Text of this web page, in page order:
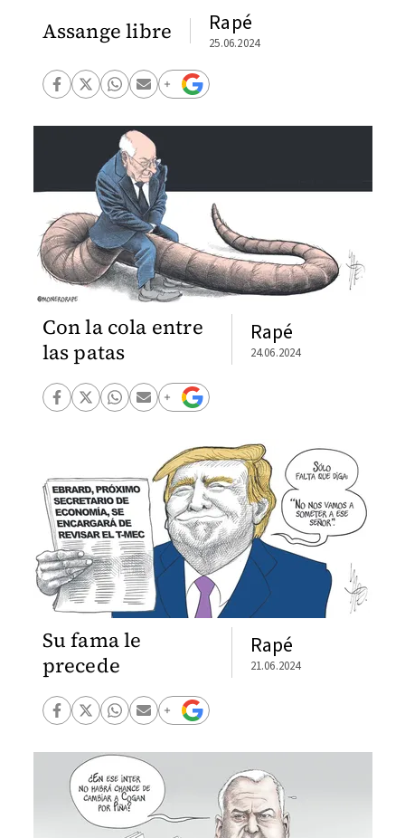
Assange libre Rapé
25.06.2024
Con la cola entre
las patas
Rapé
24.06.2024
Su fama le
precede
Rapé
21.06.2024